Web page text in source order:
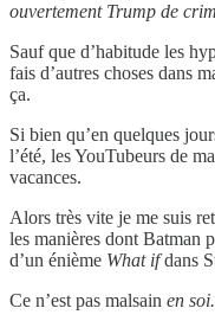
ouvertement Trump de
Sauf que d’habitude les
fais d’autres choses dans
ça.
Si bien qu’en quelques
l’été, les YouTubeurs de
vacances.
Alors très vite je me suis
les manières dont Batman
d’un énième What ifdans
Ce n’est pas malsain en soi.